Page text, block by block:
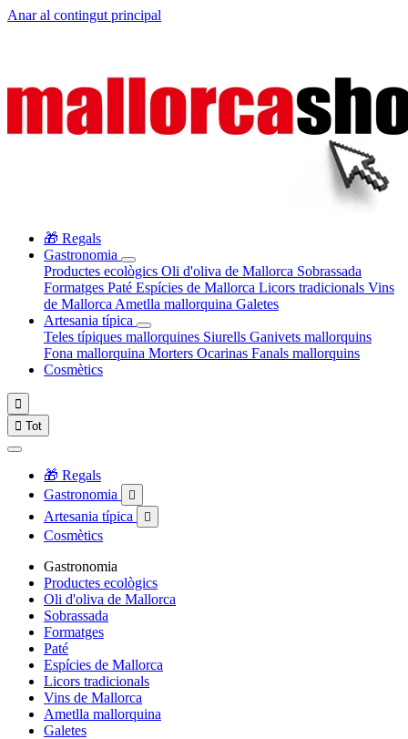
Anar al contingut principal
🎁 Regals
Gastronomia
Productes ecològics Oli d'oliva de Mallorca Sobrassada
Formatges Paté Espícies de Mallorca Licors tradicionals Vins
de Mallorca Ametlla mallorquina Galetes
Artesania típica
Teles típiques mallorquines Siurells Ganivets mallorquins
Fona mallorquina Morters Ocarinas Fanals mallorquins
Cosmètics

 Tot
🎁 Regals
Gastronomia

Artesania típica 
Cosmètics
Gastronomia
Productes ecològics
Oli d'oliva de Mallorca
Sobrassada
Formatges
Paté
Espícies de Mallorca
Licors tradicionals
Vins de Mallorca
Ametlla mallorquina
Galetes